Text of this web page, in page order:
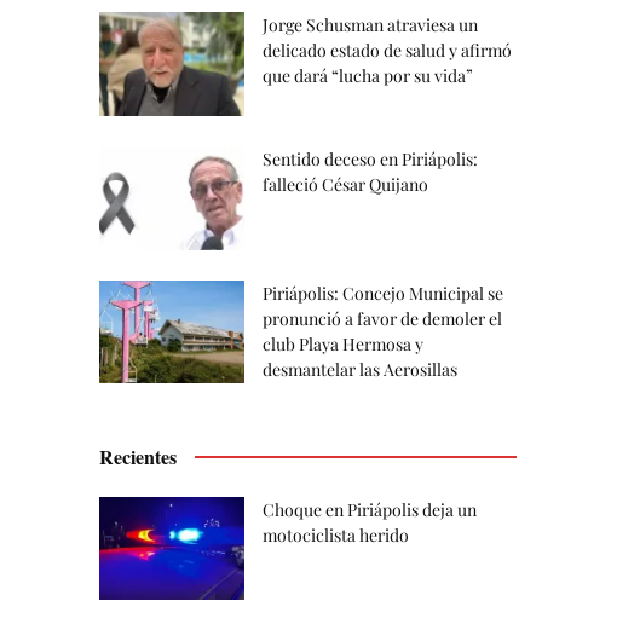
Jorge Schusman atraviesa un
delicado estado de salud y afirmó
que dará “lucha por su vida”
Sentido deceso en Piriápolis:
falleció César Quijano
Piriápolis: Concejo Municipal se
pronunció a favor de demoler el
club Playa Hermosa y
desmantelar las Aerosillas
Recientes
Choque en Piriápolis deja un
motociclista herido